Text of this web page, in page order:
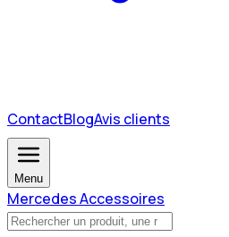
ContactBlogAvis clients
Menu
Mercedes Accessoires